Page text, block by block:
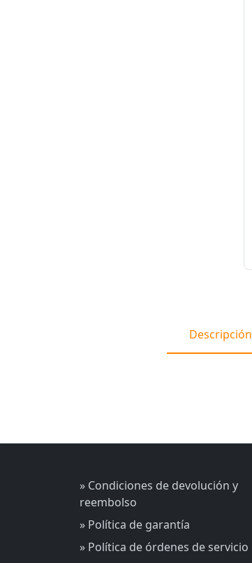
Descripción
» Condiciones de devolución y
reembolso
» Política de garantía
» Política de órdenes de servicio